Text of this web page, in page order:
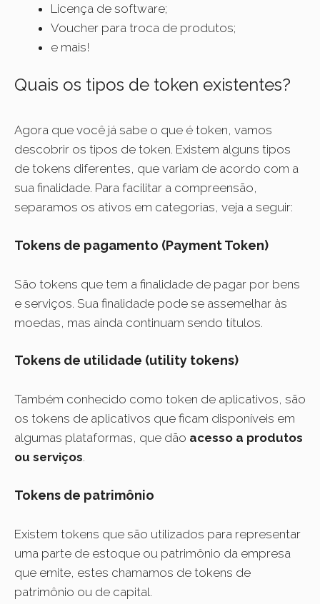
Licença de software;
Voucher para troca de produtos;
e mais!
Quais os tipos de token existentes?
Agora que você já sabe o que é token, vamos
descobrir os tipos de token. Existem alguns tipos
de tokens diferentes, que variam de acordo com a
sua finalidade. Para facilitar a compreensão,
separamos os ativos em categorias, veja a seguir:
Tokens de pagamento (Payment Token)
São tokens que tem a finalidade de pagar por bens
e serviços. Sua finalidade pode se assemelhar às
moedas, mas ainda continuam sendo títulos.
Tokens de utilidade (utility tokens)
Também conhecido como token de aplicativos, são
os tokens de aplicativos que ficam disponíveis em
algumas plataformas, que dão acesso a produtos
ou serviços.
Tokens de patrimônio
Existem tokens que são utilizados para representar
uma parte de estoque ou patrimônio da empresa
que emite, estes chamamos de tokens de
patrimônio ou de capital.